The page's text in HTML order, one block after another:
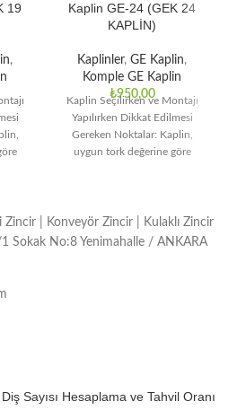
19
,
Kaplin GE-24 (GEK 24
KAPLİN)
Kaplinler, GE Kaplin,
Komple GE Kaplin
₺950,00
Kaplin Seçilirken ve Montajı
Yapılırken Dikkat Edilmesi
Gereken Noktalar: Kaplin,
uygun tork değerine göre
| Konveyör Zincir | Kulaklı Zincir
Sokak No:8 Yenimahalle / ANKARA
Sayısı Hesaplama ve Tahvil Oranı